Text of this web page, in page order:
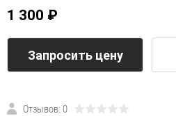
1 300 ₽
Запросить цену
Отзывов: 0